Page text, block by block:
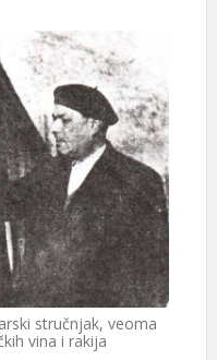
stručnjak, veoma
vina i rakija